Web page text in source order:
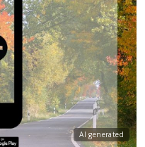
AI generated